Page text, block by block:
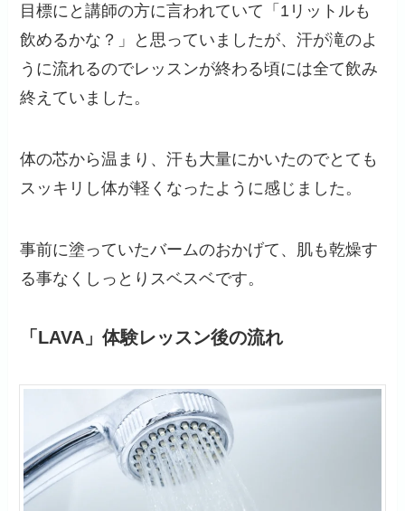
目標にと講師の方に言われていて「1リットルも
飲めるかな？」と思っていましたが、汗が滝のよ
うに流れるのでレッスンが終わる頃には全て飲み
終えていました。
体の芯から温まり、汗も大量にかいたのでとても
スッキリし体が軽くなったように感じました。
事前に塗っていたバームのおかげて、肌も乾燥す
る事なくしっとりスベスベです。
「LAVA」体験レッスン後の流れ